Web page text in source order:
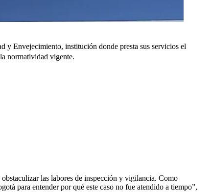
y Envejecimiento, institución donde presta sus servicios el
normatividad vigente.
las labores de inspección y vigilancia. Como
para entender por qué este caso no fue atendido a tiempo”,